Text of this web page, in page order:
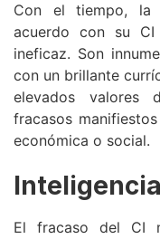
Con el tiempo, la
acuerdo con su CI
ineficaz. Son
con un brillante
elevados valores
fracasos
económica o social.
El fracaso del CI